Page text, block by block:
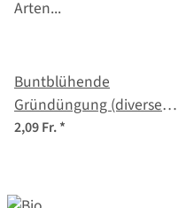
Buntblühende
Gründüngung (diverse
Arten und Sorten) Bio-
2,09 Fr.*